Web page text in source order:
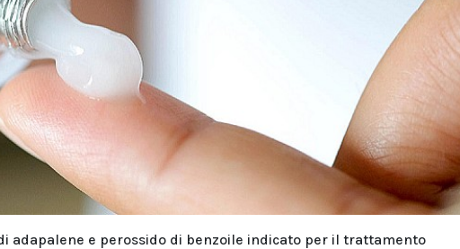
adapalene e perossido di benzoile indicato per il trattamento